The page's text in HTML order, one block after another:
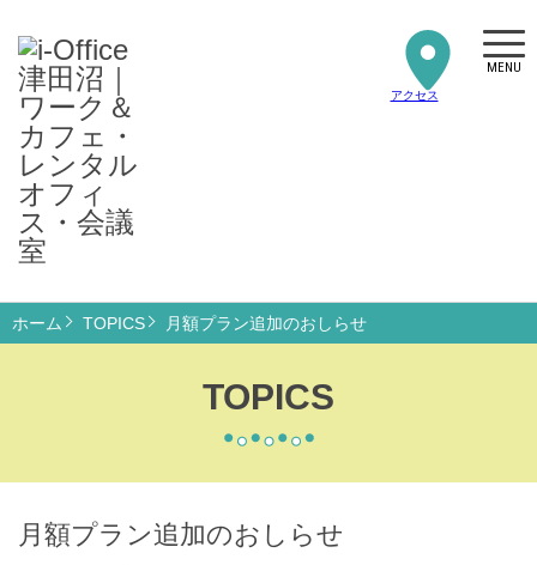
アクセス
MENU
TOPICS
ホーム TOPICS 月額プラン追加のおしらせ
月額プラン追加のおしらせ